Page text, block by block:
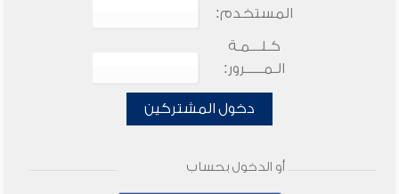
المستخدم:
كـلـــمـة
الـمـــــرور:
دخول المشتركين
أو الدخول بحساب